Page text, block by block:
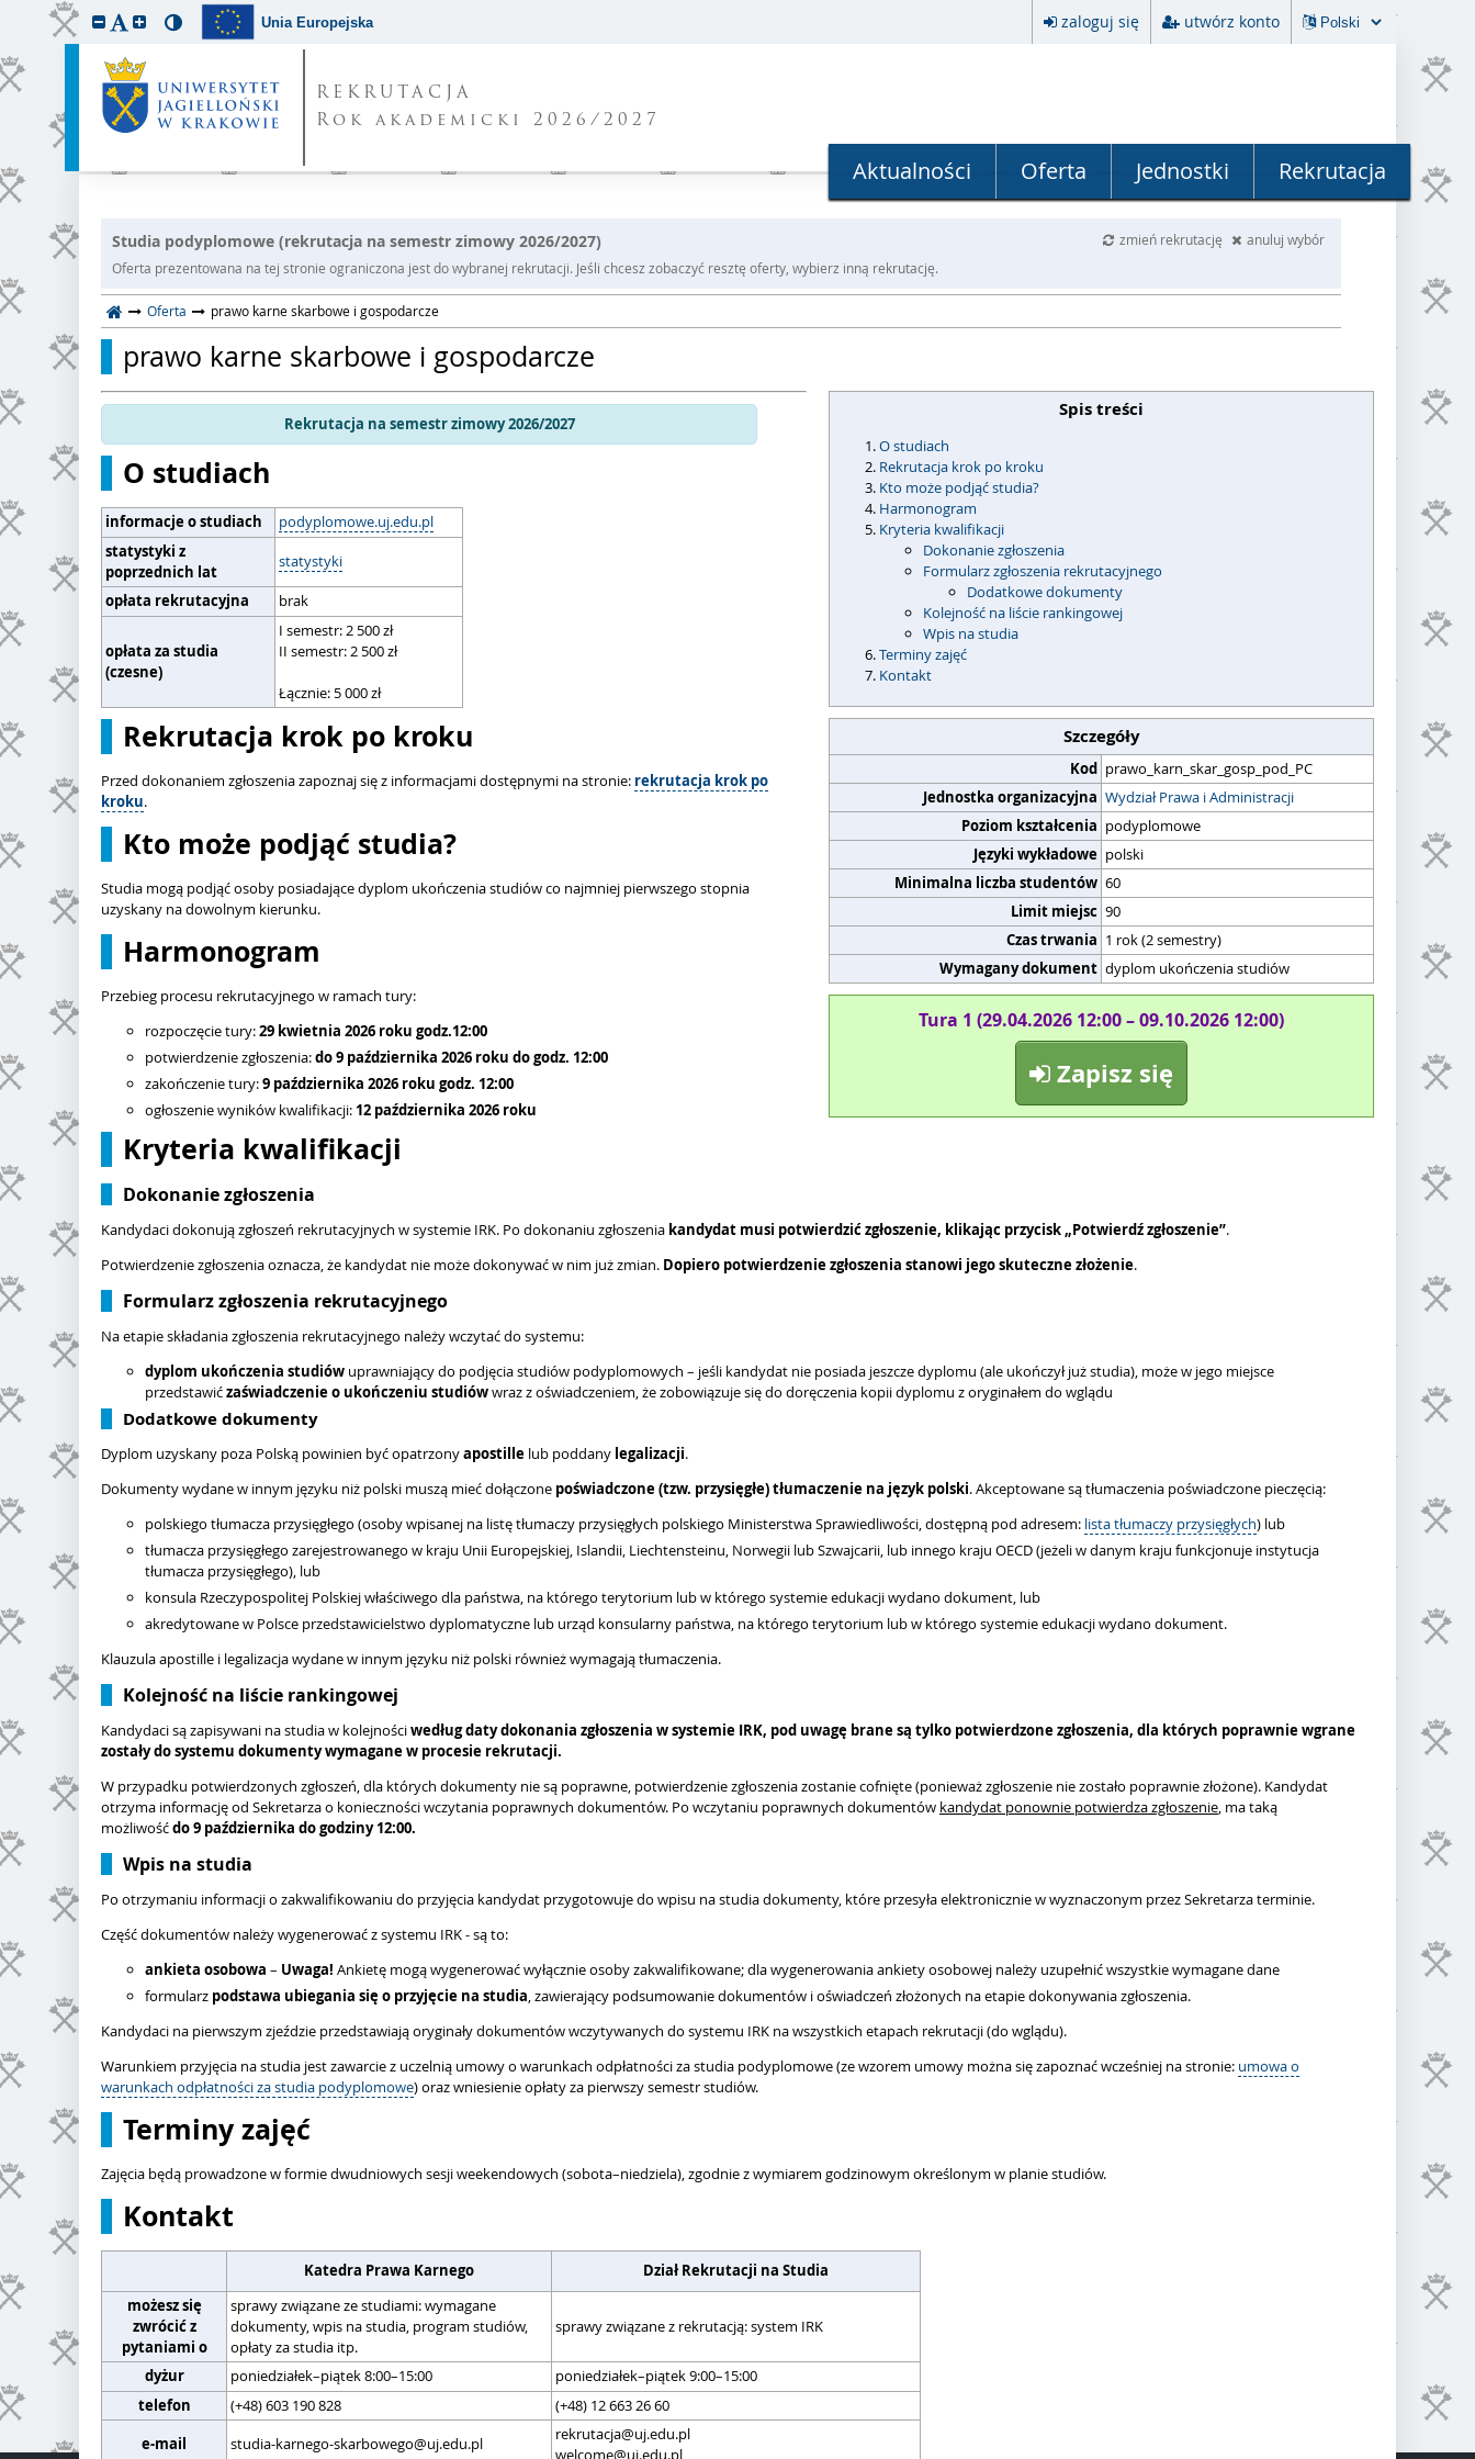
Unia Europejska zaloguj się utwórz konto
REKRUTACJA
Rok akademicki 2026/2027
Aktualności Oferta Jednostki Rekrutacja
Studia podyplomowe (rekrutacja na semestr zimowy 2026/2027) zmień rekrutację
anuluj wybór
Oferta prezentowana na tej stronie ograniczona jest do wybranej rekrutacji. Jeśli chcesz zobaczyć resztę oferty, wybierz inną rekrutację.
Oferta prawo karne skarbowe i gospodarcze
prawo karne skarbowe i gospodarcze
Spis treści
O studiach
Rekrutacja krok po kroku
Kto może podjąć studia?
Harmonogram
Kryteria kwalifikacji
Dokonanie zgłoszenia
Formularz zgłoszenia rekrutacyjnego
Dodatkowe dokumenty
Kolejność na liście rankingowej
Wpis na studia
Terminy zajęć
Kontakt
Szczegóły
Kod prawo_karn_skar_gosp_pod_PC
Jednostka organizacyjna Wydział Prawa i Administracji
Poziom kształcenia podyplomowe
Języki wykładowe polski
Minimalna liczba studentów 60
Limit miejsc 90
Czas trwania 1 rok (2 semestry)
Wymagany dokument dyplom ukończenia studiów
Tura 1 (29.04.2026 12:00 – 09.10.2026 12:00)
Zapisz się
Rekrutacja na semestr zimowy 2026/2027
O studiach
informacje o studiach
podyplomowe.uj.edu.pl
statystyki z
poprzednich lat
statystyki
opłata rekrutacyjna
brak
opłata za studia
(czesne)
I semestr: 2 500 zł
II semestr: 2 500 zł
Łącznie: 5 000 zł
Rekrutacja krok po kroku
Przed dokonaniem zgłoszenia zapoznaj się z informacjami dostępnymi na stronie: rekrutacja krok po
kroku.
Kto może podjąć studia?
Studia mogą podjąć osoby posiadające dyplom ukończenia studiów co najmniej pierwszego stopnia
uzyskany na dowolnym kierunku.
Harmonogram
Przebieg procesu rekrutacyjnego w ramach tury:
rozpoczęcie tury:29 kwietnia 2026 roku godz.12:00
potwierdzenie zgłoszenia:do9 października 2026 roku do godz. 12:00
zakończenie tury:9 października 2026 roku godz. 12:00
ogłoszenie wyników kwalifikacji: 12 października 2026 roku
Kryteria kwalifikacji
Dokonanie zgłoszenia
Kandydaci dokonują zgłoszeń rekrutacyjnych w systemie IRK. Po dokonaniu zgłoszenia kandydat musi potwierdzić zgłoszenie, klikając przycisk „Potwierdź zgłoszenie”.
Potwierdzenie zgłoszenia oznacza, że kandydat nie może dokonywać w nim już zmian. Dopiero potwierdzenie zgłoszenia stanowi jego skuteczne złożenie.
Formularz zgłoszenia rekrutacyjnego
Na etapie składania zgłoszenia rekrutacyjnego należy wczytać do systemu:
dyplom ukończenia studiów uprawniający do podjęcia studiów podyplomowych – jeśli kandydat nie posiada jeszcze dyplomu (ale ukończył już studia), może w jego miejsce
przedstawićzaświadczenie o ukończeniu studiówwraz z oświadczeniem, że zobowiązuje się do doręczenia kopii dyplomu z oryginałem do wglądu
Dodatkowe dokumenty
Dyplom uzyskany poza Polską powinien być opatrzonyapostille lub poddany legalizacji.
Dokumenty wydane w innym języku niż polski muszą mieć dołączone poświadczone (tzw. przysięgłe) tłumaczenie na język polski. Akceptowane są tłumaczenia poświadczone pieczęcią:
polskiego tłumacza przysięgłego (osoby wpisanej na listę tłumaczy przysięgłych polskiego Ministerstwa Sprawiedliwości, dostępną pod adresem: lista tłumaczy przysięgłych) lub
tłumacza przysięgłego zarejestrowanego w kraju Unii Europejskiej, Islandii, Liechtensteinu, Norwegii lub Szwajcarii, lub innego kraju OECD (jeżeli w danym kraju funkcjonuje instytucja
tłumacza przysięgłego), lub
konsula Rzeczypospolitej Polskiej właściwego dla państwa, na którego terytorium lub w którego systemie edukacji wydano dokument, lub
akredytowane w Polsce przedstawicielstwo dyplomatyczne lub urząd konsularny państwa, na którego terytorium lub w którego systemie edukacji wydano dokument.
Klauzula apostille i legalizacja wydane w innym języku niż polski również wymagają tłumaczenia.
Kolejność na liście rankingowej
Kandydaci są zapisywani na studia w kolejnościwedług datydokonania zgłoszenia w systemie IRK, pod uwagę brane są tylko potwierdzone zgłoszenia, dla których poprawnie wgrane
zostały dosystemu dokumenty wymagane w procesie rekrutacji.
W przypadku potwierdzonych zgłoszeń, dla których dokumenty nie są poprawne, potwierdzenie zgłoszenia zostanie cofnięte (ponieważ zgłoszenie nie zostało poprawnie złożone). Kandydat
otrzyma informację od Sekretarza o konieczności wczytania poprawnych dokumentów. Po wczytaniu poprawnych dokumentów kandydat ponownie potwierdza zgłoszenie, ma taką
możliwośćdo9 października do godziny 12:00.
Wpis na studia
Po otrzymaniu informacji o zakwalifikowaniu do przyjęcia kandydat przygotowuje do wpisu na studia dokumenty, które przesyła elektronicznie w wyznaczonym przez Sekretarza terminie.
Część dokumentów należy wygenerować z systemu IRK - są to:
ankieta osobowa – Uwaga! Ankietę mogą wygenerować wyłącznie osoby zakwalifikowane; dla wygenerowania ankiety osobowej należy uzupełnić wszystkie wymagane dane
formularz podstawa ubiegania się o przyjęcie na studia, zawierający podsumowanie dokumentów i oświadczeń złożonych na etapie dokonywania zgłoszenia.
Kandydaci na pierwszym zjeździe przedstawiają oryginały dokumentów wczytywanych do systemu IRK na wszystkich etapach rekrutacji (do wglądu).
Warunkiem przyjęcia na studia jest zawarcie z uczelnią umowy o warunkach odpłatności za studia podyplomowe (ze wzorem umowy można się zapoznać wcześniej na stronie: umowa o
warunkach odpłatności za studia podyplomowe) oraz wniesienie opłaty za pierwszy semestr studiów.
Terminy zajęć
Zajęcia będą prowadzone w formie dwudniowych sesji weekendowych (sobota–niedziela), zgodnie z wymiarem godzinowym określonym w planie studiów.
Kontakt
Katedra Prawa Karnego
Dział Rekrutacji na Studia
możesz się
zwrócić z
pytaniami o
sprawy związane ze studiami: wymagane
dokumenty, wpis na studia, program studiów,
opłaty za studia itp.
sprawy związane z rekrutacją: system IRK
dyżur poniedziałek–piątek 8:00–15:00
poniedziałek–piątek 9:00–15:00
telefon
(+48) 603 190 828
(+48) 12 663 26 60
e-mail
studia-karnego-skarbowego@uj.edu.pl
rekrutacja@uj.edu.pl
welcome@uj.edu.pl